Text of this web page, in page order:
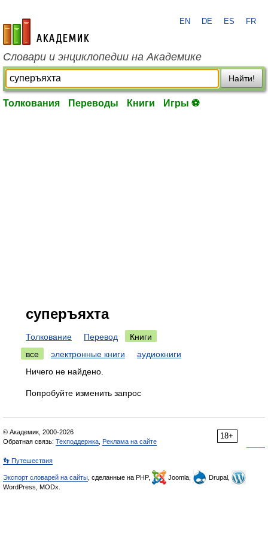
academic.ru
EN DE ES FR
Словари и энциклопедии на Академике
Найти!
Толкования Переводы Книги Игры ⚽
суперъяхта
Толкование Перевод
Книги
все
электронные книги
аудиокниги
Ничего не найдено.
Попробуйте изменить запрос
18+
© Академик, 2000-2026
Обратная связь: Техподдержка Реклама на сайте
👣 Путешествия
Экспорт словарей на сайты , сделанные на PHP, Joomla,
Drupal,
WordPress, MODx.